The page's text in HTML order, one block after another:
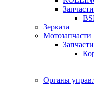
Зеркала
Мотозапчасти
Органы